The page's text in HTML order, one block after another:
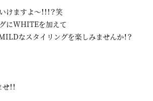
ますよ～！！！？笑
にWHITEを加えて
なスタイリングを楽しみませんか！？
！！